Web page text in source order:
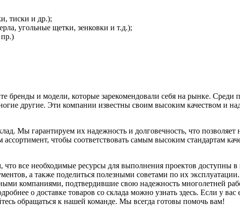
тиски и др.);
угольные щетки, зенковки и т.д.);
бренды и модели, которые зарекомендовали себя на рынке. Среди
другие. Эти компании известны своим высоким качеством и
Мы гарантируем их надежность и долговечность, что
чтобы соответствовать самым высоким стандартам
все необходимые ресурсы для выполнения проектов доступны
а также поделиться полезными советами по их
компаниями, подтвердившие свою надежность многолетней
о доставке товаров со склада можно узнать здесь. Если у вас
обращаться к нашей команде. Мы всегда готовы помочь вам!